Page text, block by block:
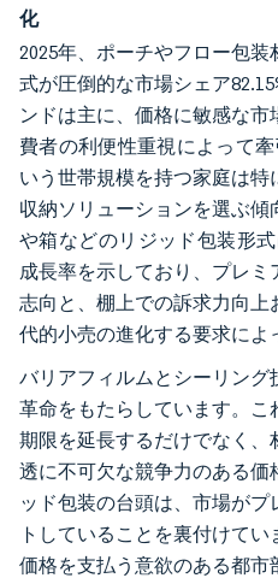
化
2025年、ポーチやフロー包
式が圧倒的な市場シェア
ンドは主に、価格に敏感な
費者の利便性重視によって
いう世帯規模を持つ家庭は
収納ソリューションを選ぶ傾
や箱などのリジッド包装形
成長率を示しており、プレ
志向と、棚上での訴求力向
代的小売の進化する要求によ
バリアフィルムとシーリン
革命をもたらしています。
期限を延長するだけでなく
透に不可欠な競争力のある
ッド包装の台頭は、市場が
トしていることを裏付けて
価格を支払う意欲のある都